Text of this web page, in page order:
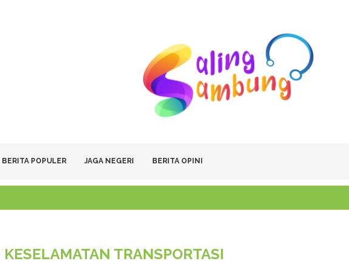
BERITA POPULER JAGA NEGERI BERITA OPINI
KESELAMATAN TRANSPORTASI